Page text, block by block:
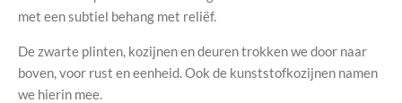
met een subtiel behang met reliëf.
De zwarte plinten, kozijnen en deuren trokken we door naar
boven, voor rust en eenheid. Ook de kunststofkozijnen namen
we hierin mee.